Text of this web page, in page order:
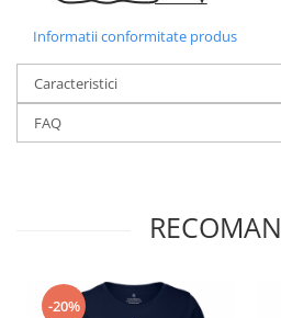
Informatii conformitate produs
Caracteristici
FAQ
-20%